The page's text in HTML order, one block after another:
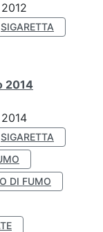
SIGARETTA
2014
SIGARETTA
DI FUMO